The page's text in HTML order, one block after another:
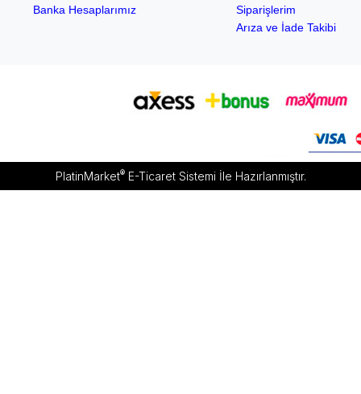
Banka Hesaplarımız
Siparişlerim
Arıza ve İade Takibi
PlatinMarket®E-Ticaret Sistemiİle Hazırlanmıştır.